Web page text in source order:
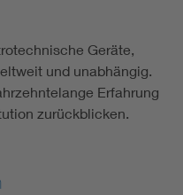
Geräte,
und unabhängig.
Erfahrung
zurückblicken.